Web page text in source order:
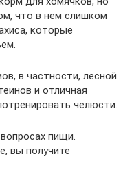
что в нем слишком
которые
в частности, лесной
и отличная
челюсти.
пищи.
вы получите